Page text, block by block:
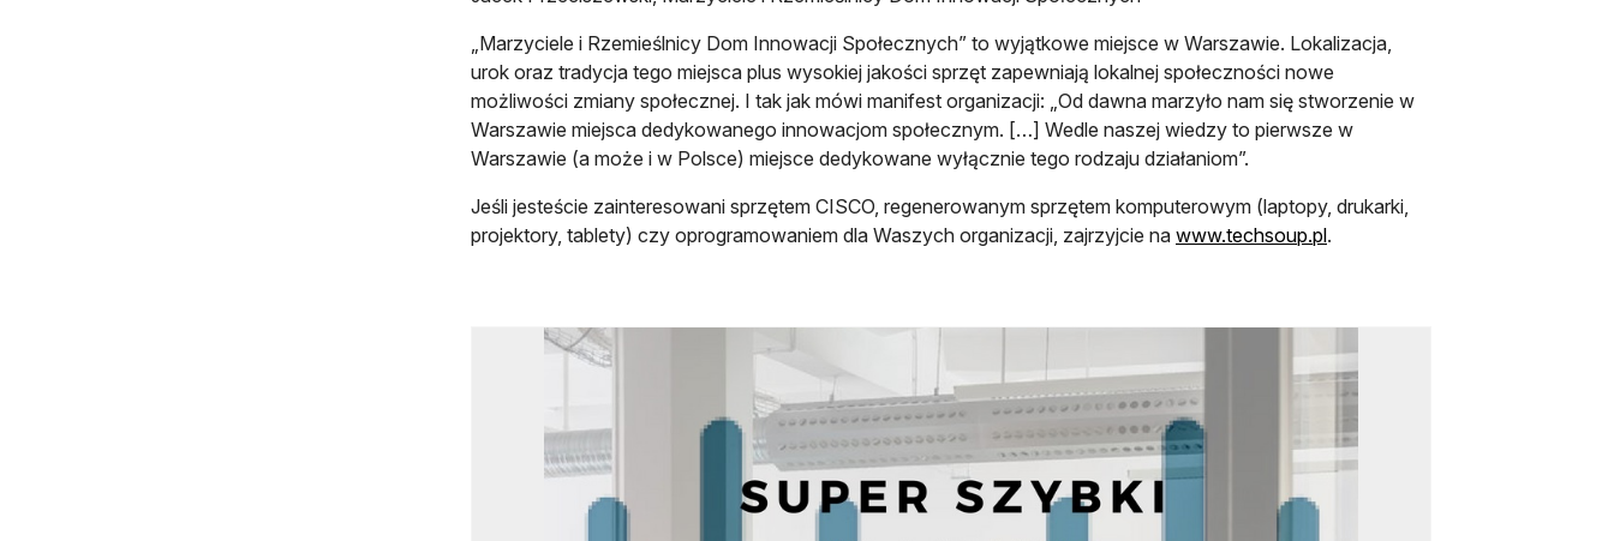
„Marzyciele i Rzemieślnicy Dom Innowacji Społecznych” to wyjątkowe miejsce w Warszawie. Lokalizacja,
urok oraz tradycja tego miejsca plus wysokiej jakości sprzęt zapewniają lokalnej społeczności nowe
możliwości zmiany społecznej. I tak jak mówi manifest organizacji: „Od dawna marzyło nam się stworzenie w
Warszawie miejsca dedykowanego innowacjom społecznym. […] Wedle naszej wiedzy to pierwsze w
Warszawie (a może i w Polsce) miejsce dedykowane wyłącznie tego rodzaju działaniom”.
Jeśli jesteście zainteresowani sprzętem CISCO, regenerowanym sprzętem komputerowym (laptopy, drukarki,
projektory, tablety) czy oprogramowaniem dla Waszych organizacji, zajrzyjcie na www.techsoup.pl.